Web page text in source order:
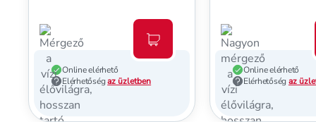
Online elérhető
Elérhetőségaz üzletben
Kosárba teszem
Online elérhető
Elérhetőség az